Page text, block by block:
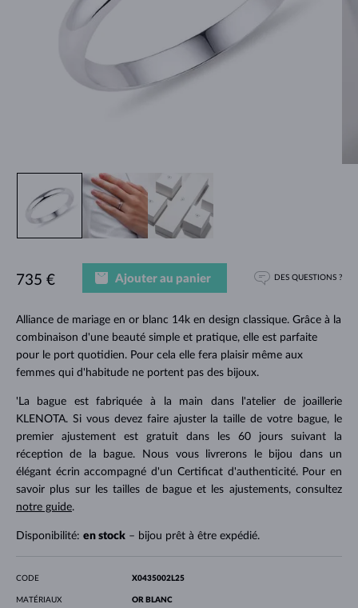
Alliance de mariage en or blanc 14k en design classique. Grâce à la
combinaison d'une beauté simple et pratique, elle est parfaite
pour le port quotidien. Pour cela elle fera plaisir même aux
femmes qui d'habitude ne portent pas des bijoux.
'La bague est fabriquée à la main dans l'atelier de joaillerie
KLENOTA. Si vous devez faire ajuster la taille de votre bague, le
premier ajustement est gratuit dans les 60 jours suivant la
réception de la bague. Nous vous livrerons le bijou dans un
élégant écrin accompagné d'un Certificat d'authenticité. Pour en
savoir plus sur les tailles de bague et les ajustements, consultez
notre guide.
Disponibilité: en stock– bijou prêt à être expédié.
735 € Ajouter au panier DES QUESTIONS ?
CODE X0435002L25
MATÉRIAUX
OR BLANC